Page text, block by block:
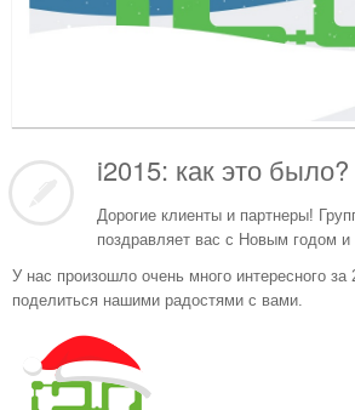
i2015: как это было?
Дорогие клиенты и партнеры!
поздравляет вас с Новым годом
У нас произошло очень много интересного
поделиться нашими радостями с вами.